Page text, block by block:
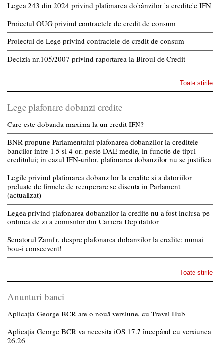
Legea 243 din 2024 privind plafonarea dobânzilor la creditele IFN
Proiectul OUG privind contractele de credit de consum
Proiectul de Lege privind contractele de credit de consum
Decizia nr.105/2007 privind raportarea la Biroul de Credit
Toate stirile
Lege plafonare dobanzi credite
Care este dobanda maxima la un credit IFN?
BNR propune Parlamentului plafonarea dobanzilor la creditele
bancilor intre 1,5 si 4 ori peste DAE medie, in functie de tipul
creditului; in cazul IFN-urilor, plafonarea dobanzilor nu se justifica
Legile privind plafonarea dobanzilor la credite si a datoriilor
preluate de firmele de recuperare se discuta in Parlament
(actualizat)
Legea privind plafonarea dobanzilor la credite nu a fost inclusa pe
ordinea de zi a comisiilor din Camera Deputatilor
Senatorul Zamfir, despre plafonarea dobanzilor la credite: numai
bou-i consecvent!
Toate stirile
Anunturi banci
Aplicația George BCR are o nouă versiune, cu Travel Hub
Aplicația George BCR va necesita iOS 17.7 începând cu versiunea
26.26